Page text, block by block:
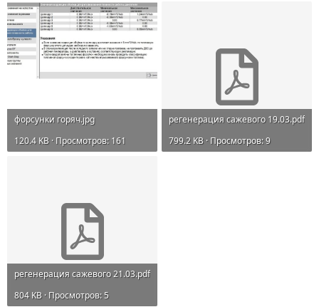
форсунки горяч.jpg
120.4 KB · Просмотров: 161
регенерация сажевого 19.03.pdf
799.2 KB · Просмотров: 9
регенерация сажевого 21.03.pdf
804 KB · Просмотров: 5